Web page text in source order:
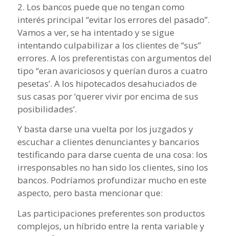
2. Los bancos puede que no tengan como
interés principal “evitar los errores del pasado”.
Vamos a ver, se ha intentado y se sigue
intentando culpabilizar a los clientes de “sus”
errores. A los preferentistas con argumentos del
tipo “eran avariciosos y querían duros a cuatro
pesetas’. A los hipotecados desahuciados de
sus casas por ‘querer vivir por encima de sus
posibilidades’.
Y basta darse una vuelta por los juzgados y
escuchar a clientes denunciantes y bancarios
testificando para darse cuenta de una cosa: los
irresponsables no han sido los clientes, sino los
bancos. Podríamos profundizar mucho en este
aspecto, pero basta mencionar que:
Las participaciones preferentes son productos
complejos, un híbrido entre la renta variable y